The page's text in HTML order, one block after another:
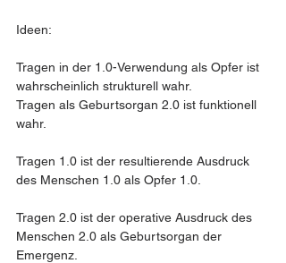
Ideen:
Tragen in der 1.0-Verwendung als Opfer ist
wahrscheinlich strukturell wahr.
Tragen als Geburtsorgan 2.0 ist funktionell
wahr.
Tragen 1.0 ist der resultierende Ausdruck
des Menschen 1.0 als Opfer 1.0.
Tragen 2.0 ist der operative Ausdruck des
Menschen 2.0 als Geburtsorgan der
Emergenz.